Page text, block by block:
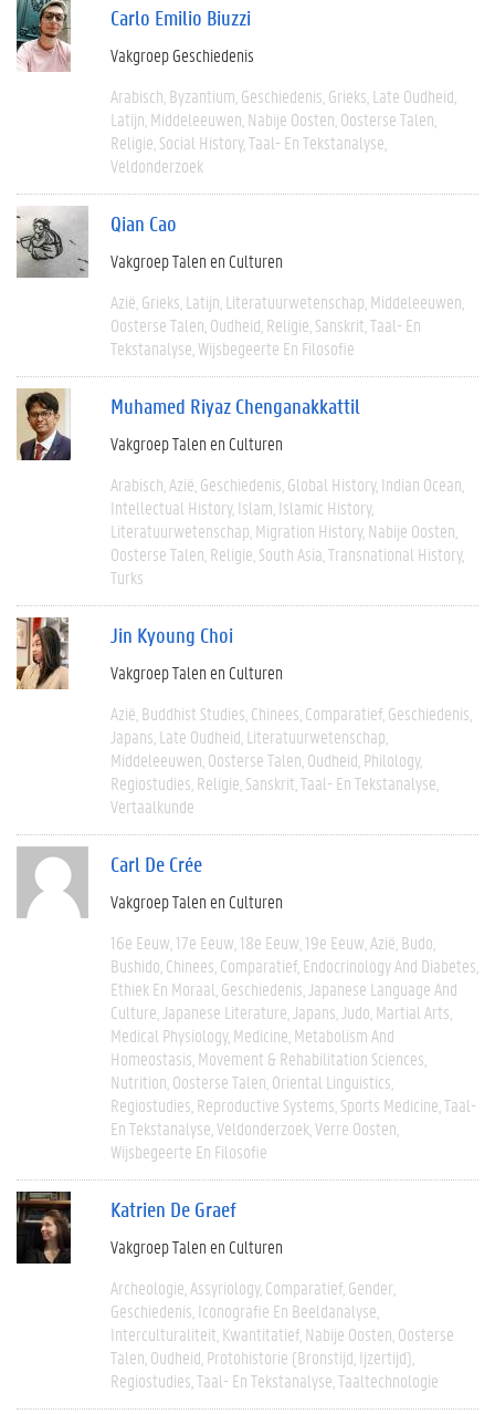
Carlo Emilio Biuzzi
Vakgroep Geschiedenis
Arabisch Byzantium Geschiedenis Grieks Late Oudheid
Latijn Middeleeuwen Nabije Oosten Oosterse Talen
Religie Social History Taal- En Tekstanalyse
Veldonderzoek
Qian Cao
Vakgroep Talen en Culturen
Azië Grieks Latijn Literatuurwetenschap Middeleeuwen
Oosterse Talen Oudheid Religie Sanskrit Taal- En
Tekstanalyse Wijsbegeerte En Filosofie
Muhamed Riyaz Chenganakkattil
Vakgroep Talen en Culturen
Arabisch Azië Geschiedenis Global History Indian Ocean
Intellectual History Islam Islamic History
Literatuurwetenschap Migration History Nabije Oosten
Oosterse Talen Religie South Asia Transnational History
Turks
Jin Kyoung Choi
Vakgroep Talen en Culturen
Azië Buddhist Studies Chinees Comparatief Geschiedenis
Japans Late Oudheid Literatuurwetenschap
Middeleeuwen Oosterse Talen Oudheid Philology
Regiostudies Religie Sanskrit Taal- En Tekstanalyse
Vertaalkunde
Carl De Crée
Vakgroep Talen en Culturen
16e Eeuw 17e Eeuw 18e Eeuw 19e Eeuw Azië Budo
Bushido Chinees Comparatief Endocrinology And Diabetes
Ethiek En Moraal Geschiedenis Japanese Language And
Culture Japanese Literature Japans Judo Martial Arts
Medical Physiology Medicine Metabolism And
Homeostasis Movement & Rehabilitation Sciences
Nutrition Oosterse Talen Oriental Linguistics
Regiostudies Reproductive Systems Sports Medicine Taal-
En Tekstanalyse Veldonderzoek Verre Oosten
Wijsbegeerte En Filosofie
Katrien De Graef
Vakgroep Talen en Culturen
Archeologie Assyriology Comparatief Gender
Geschiedenis Iconografie En Beeldanalyse
Interculturaliteit Kwantitatief Nabije Oosten Oosterse
Talen Oudheid Protohistorie (bronstijd, Ijzertijd)
Regiostudies Taal- En Tekstanalyse Taaltechnologie